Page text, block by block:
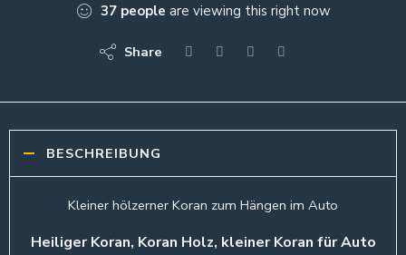
37 people are viewing this right now
Share
BESCHREIBUNG
Kleiner hölzerner Koran zum Hängen im Auto
Heiliger Koran, Koran Holz, kleiner Koran für Auto